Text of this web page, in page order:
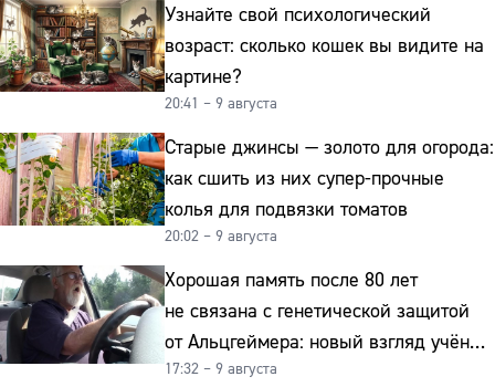
Узнайте свой психологический
возраст: сколько кошек вы видите на
картине?
20:41 – 9 августа
Старые джинсы — золото для огорода:
как сшить из них супер-прочные
колья для подвязки томатов
20:02 – 9 августа
Хорошая память после 80 лет
не связана с генетической защитой
от Альцгеймера: новый взгляд учёных
на старение мозга
17:32 – 9 августа